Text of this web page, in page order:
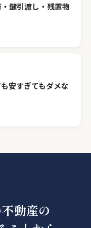
鍵引渡し・残置物
安すぎてもダメな
動産の